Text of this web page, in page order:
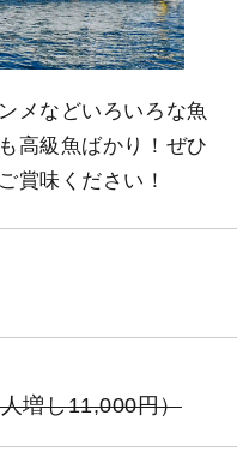
メなどいろいろな魚
高級魚ばかり！ぜひ
賞味ください！
増し11,000円）